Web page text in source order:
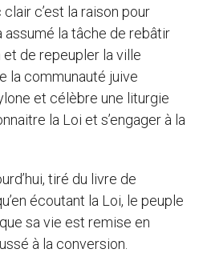
c’est la raison pour
assumé la tâche de rebâtir
de repeupler la ville
la communauté juive
et célèbre une liturgie
la Loi et s’engager à la
tiré du livre de
écoutant la Loi, le peuple
sa vie est remise en
à la conversion.